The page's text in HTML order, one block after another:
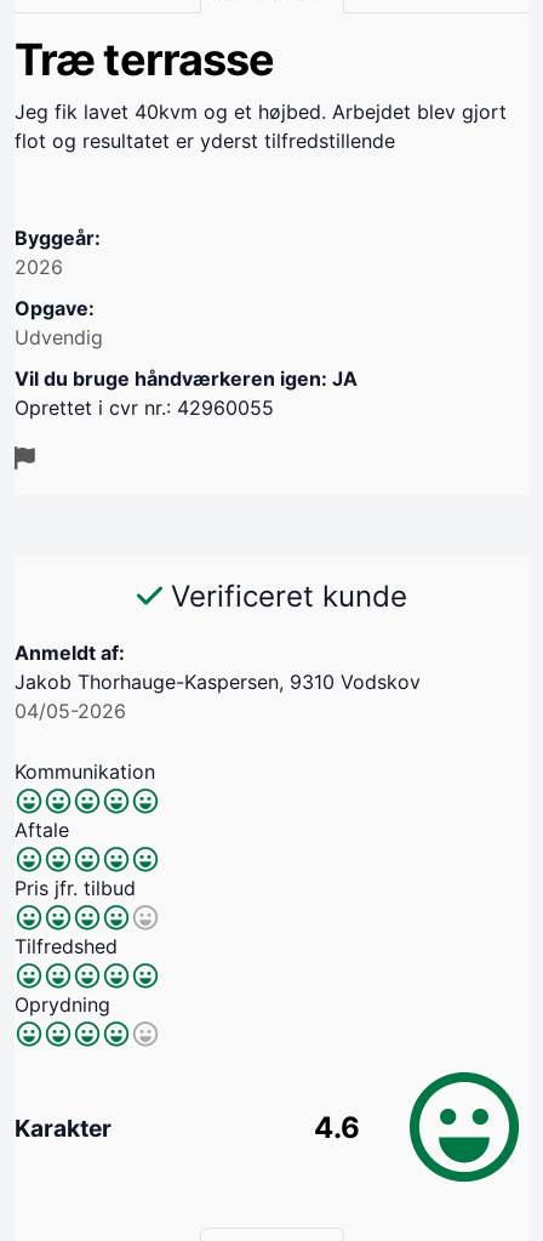
Træ terrasse
Jeg fik lavet 40kvm og et højbed. Arbejdet blev gjort
flot og resultatet er yderst tilfredstillende
Byggeår:
2026
Opgave:
Udvendig
Vil du bruge håndværkeren igen: JA
Oprettet i cvr nr.: 42960055
Verificeret kunde
Anmeldt af:
Jakob Thorhauge-Kaspersen, 9310 Vodskov
04/05-2026
Kommunikation
Aftale
Pris jfr. tilbud
Tilfredshed
Oprydning
Karakter 4.6